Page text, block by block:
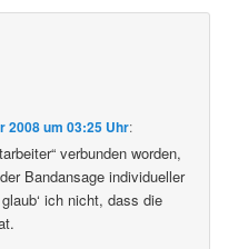
2008 um 03:25 Uhr:
verbunden worden,
Bandansage individueller
ich nicht, dass die